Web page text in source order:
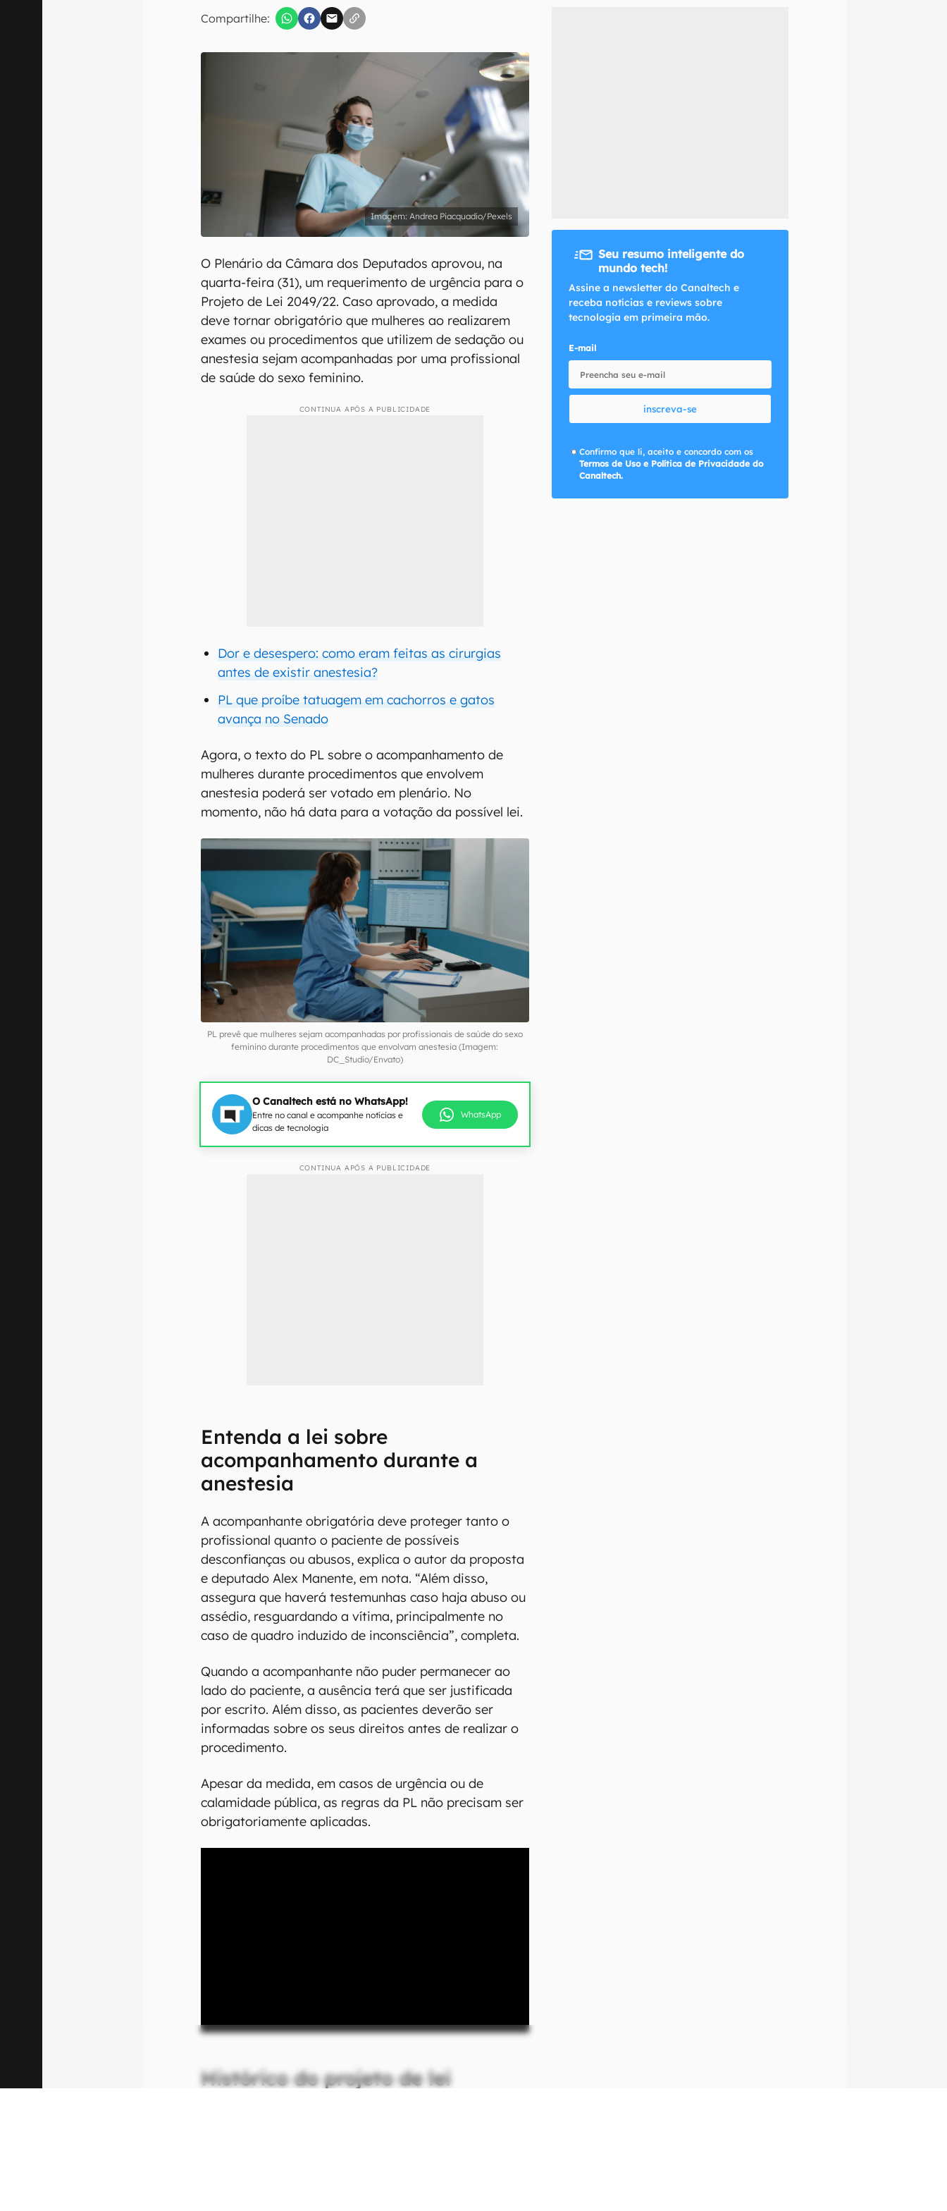
Compartilhe:
Confirmo que li, aceito e concordo com os Termos de Uso e Política de Privacidade do Canaltech.
Andrea Piacquadio/Pexels
O Plenário da Câmara dos Deputados aprovou, na
quarta-feira (31), um requerimento de urgência para o
Projeto de Lei 2049/22. Caso aprovado, a medida
deve tornar obrigatório que mulheres ao realizarem
exames ou procedimentos que utilizem de sedação ou
anestesia sejam acompanhadas por uma profissional
de saúde do sexo feminino.
CONTINUA APÓS A PUBLICIDADE
Dor e desespero: como eram feitas as cirurgias
antes de existir anestesia?
PL que proíbe tatuagem em cachorros e gatos
avança no Senado
Agora, o texto do PL sobre o acompanhamento de
mulheres durante procedimentos que envolvem
anestesia poderá ser votado em plenário. No
momento, não há data para a votação da possível lei.
PL prevê que mulheres sejam acompanhadas por profissionais de saúde do sexo
feminino durante procedimentos que envolvam anestesia (Imagem:
DC_Studio/Envato)
O Canaltech está no WhatsApp!
Entre no canal e acompanhe notícias e
dicas de tecnologia
WhatsApp
CONTINUA APÓS A PUBLICIDADE
Entenda a lei sobre
acompanhamento durante a
anestesia
A acompanhante obrigatória deve proteger tanto o
profissional quanto o paciente de possíveis
desconfianças ou abusos, explica o autor da proposta
e deputado Alex Manente, em nota. “Além disso,
assegura que haverá testemunhas caso haja abuso ou
assédio, resguardando a vítima, principalmente no
caso de quadro induzido de inconsciência”, completa.
Quando a acompanhante não puder permanecer ao
lado do paciente, a ausência terá que ser justificada
por escrito. Além disso, as pacientes deverão ser
informadas sobre os seus direitos antes de realizar o
procedimento.
Apesar da medida, em casos de urgência ou de
calamidade pública, as regras da PL não precisam ser
obrigatoriamente aplicadas.
Histórico do projeto de lei
Seu resumo inteligente do
mundo tech!
Assine a newsletter do Canaltech e
receba notícias e reviews sobre
tecnologia em primeira mão.
E-mail
inscreva-se
Confirmo que li, aceito e concordo com os
Termos de Uso e Política de Privacidade do
Canaltech.